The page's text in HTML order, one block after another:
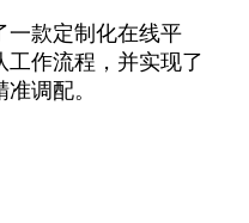
一款定制化在线平
作流程，并实现了
调配。